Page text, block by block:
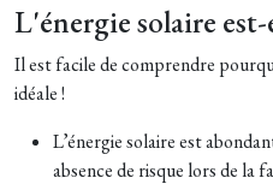
L'énergie solaire
Il est facile de comprendre
idéale !
L’énergie solaire est
absence de risque lors de la